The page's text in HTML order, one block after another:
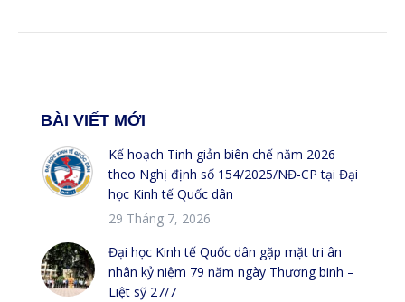
BÀI VIẾT MỚI
Kế hoạch Tinh giản biên chế năm 2026
theo Nghị định số 154/2025/NĐ-CP tại Đại
học Kinh tế Quốc dân
29 Tháng 7, 2026
Đại học Kinh tế Quốc dân gặp mặt tri ân
nhân kỷ niệm 79 năm ngày Thương binh –
Liệt sỹ 27/7